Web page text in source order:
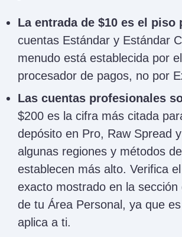
La entrada de $10 es el piso
cuentas Estándar y Estándar
menudo está establecida por
procesador de pagos, no por
Las cuentas profesionales
$200 es la cifra más citada
depósito en Pro, Raw Spread
algunas regiones y métodos
establecen más alto. Verifica
exacto mostrado en la sección
de tu Área Personal, ya que
aplica a ti.